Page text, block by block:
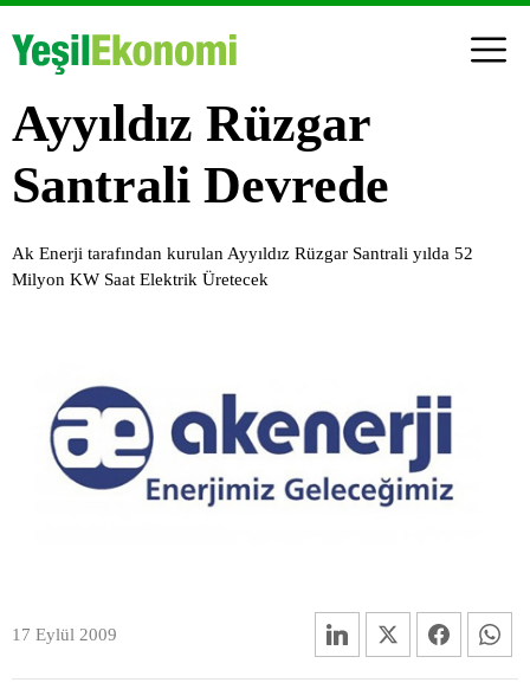
Ayyıldız Rüzgar
Santrali Devrede
Ak Enerji tarafından kurulan Ayyıldız Rüzgar Santrali yılda 52
Milyon KW Saat Elektrik Üretecek
17 Eylül 2009